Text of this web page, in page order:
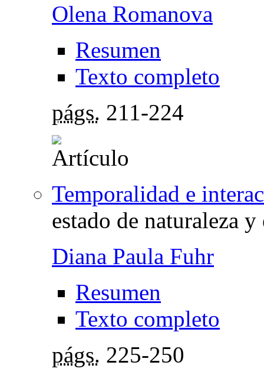
Olena Romanova
Resumen
Texto completo
págs. 211-224
Temporalidad e
estado de naturaleza
Diana Paula Fuhr
Resumen
Texto completo
págs. 225-250